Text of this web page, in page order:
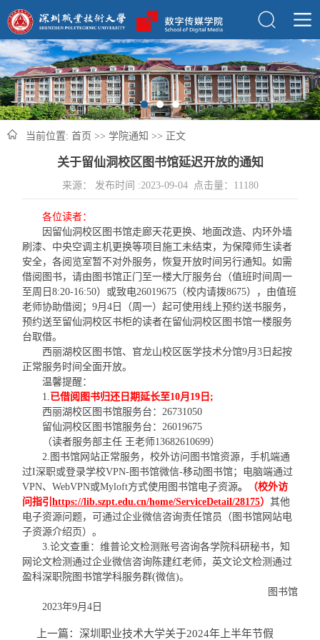
当前位置: 首页 >> 学院通知 >> 正文
关于留仙洞校区图书馆延迟开放的通知
来源： 发布时间 :2023-09-04 点击量： 11180
各位读者：
因留仙洞校区图书馆走廊天花更换、地面改造、内环外墙
刷漆、中央空调主机更换等项目施工未结束，为保障师生读者
安全，各阅览室暂不对外服务，恢复开放时间另行通知。如需
借阅图书，请由图书馆正门至一楼大厅服务台（值班时间周一
至周日8:20-16:50）或致电26019675（校内请拨8675），由值班
老师协助借阅；9月4日（周一）起可使用线上预约送书服务，
预约送至留仙洞校区书柜的读者在留仙洞校区图书馆一楼服务
台取借。
西丽湖校区图书馆、官龙山校区医学技术分馆9月3日起按
正常服务时间全面开放。
温馨提醒：
1. 已借阅图书归还日期延长至10月19日;
西丽湖校区图书馆服务台：26731050
留仙洞校区图书馆服务台：26019675
（读者服务部主任 王老师13682610699）
2.图书馆网站正常服务，校外访问图书馆资源，手机端通
过I深职或登录学校VPN-图书馆微信-移动图书馆；电脑端通过
VPN、WebVPN或Myloft方式使用图书馆电子资源。
（校外访
问指引https://lib.szpt.edu.cn/home/ServiceDetail/28175）其他
电子资源问题，可通过企业微信咨询责任馆员（图书馆网站电
子资源介绍页）。
3.论文查重：维普论文检测账号咨询各学院科研秘书，知
网论文检测通过企业微信咨询陈建红老师，英文论文检测通过
盈科深职院图书馆学科服务群(微信)。
图书馆
2023年9月4日
上一篇：深圳职业技术大学关于2024年上半年节假